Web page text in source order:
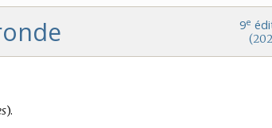
9e
).